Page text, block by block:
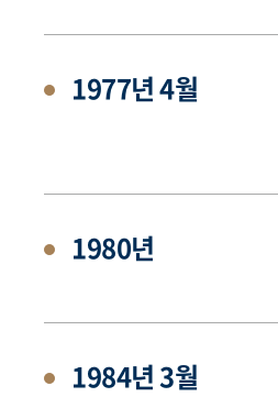
1977년 4월
1980년
1984년 3월